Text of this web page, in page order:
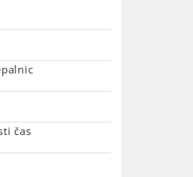
čas